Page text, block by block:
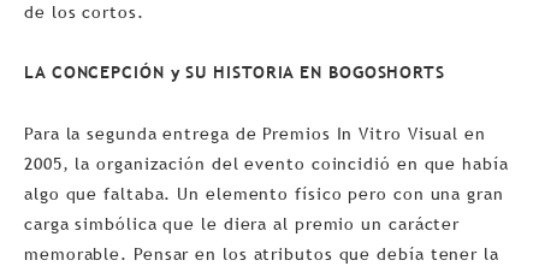
de los cortos.
LA CONCEPCIÓN y SU HISTORIA EN BOGOSHORTS
Para la segunda entrega de Premios In Vitro Visual en
2005, la organización del evento coincidió en que había
algo que faltaba. Un elemento fí­sico pero con una gran
carga simbólica que le diera al premio un carácter
memorable. Pensar en los atributos que debí­a tener la